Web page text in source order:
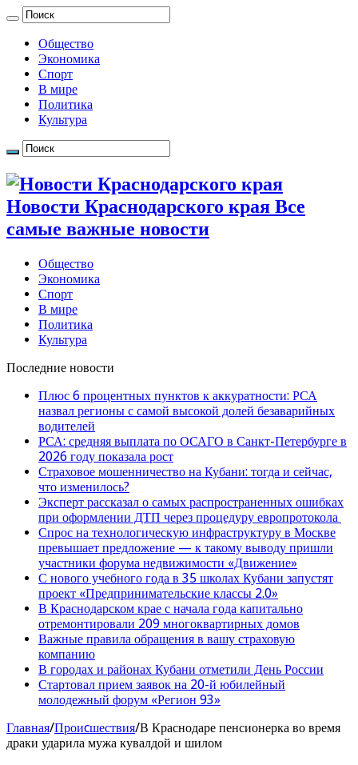
Общество
Экономика
Спорт
В мире
Политика
Культура
Новости Краснодарского края Все
самые важные новости
Общество
Экономика
Спорт
В мире
Политика
Культура
Последние новости
Плюс 6 процентных пунктов к аккуратности: РСА
назвал регионы с самой высокой долей безаварийных
водителей
РСА: средняя выплата по ОСАГО в Санкт-Петербурге в
2026 году показала рост
Страховое мошенничество на Кубани: тогда и сейчас,
что изменилось?
Эксперт рассказал о самых распространенных ошибках
при оформлении ДТП через процедуру европротокола
Спрос на технологическую инфраструктуру в Москве
превышает предложение — к такому выводу пришли
участники форума недвижимости «Движение»
С нового учебного года в 35 школах Кубани запустят
проект «Предпринимательские классы 2.0»
В Краснодарском крае с начала года капитально
отремонтировали 209 многоквартирных домов
Важные правила обращения в вашу страховую
компанию
В городах и районах Кубани отметили День России
Стартовал прием заявок на 20-й юбилейный
молодежный форум «Регион 93»
Главная/Проиcшествия/В Краснодаре пенсионерка во время
драки ударила мужа кувалдой и шилом